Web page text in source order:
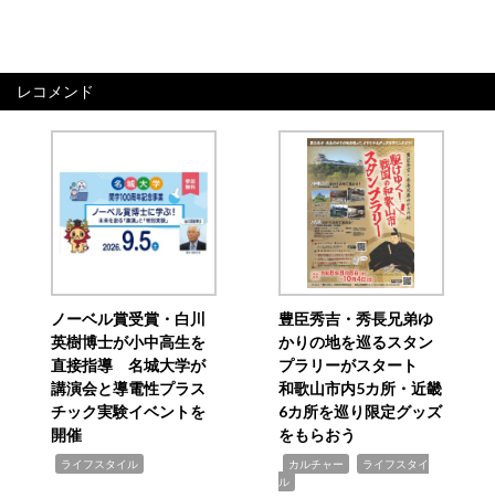
レコメンド
ノーベル賞受賞・白川
英樹博士が小中高生を
直接指導 名城大学が
講演会と導電性プラス
チック実験イベントを
開催
ライフスタイル
豊臣秀吉・秀長兄弟ゆ
かりの地を巡るスタン
プラリーがスタート
和歌山市内5カ所・近畿
6カ所を巡り限定グッズ
をもらおう
カルチャー
ライフスタイ
ル